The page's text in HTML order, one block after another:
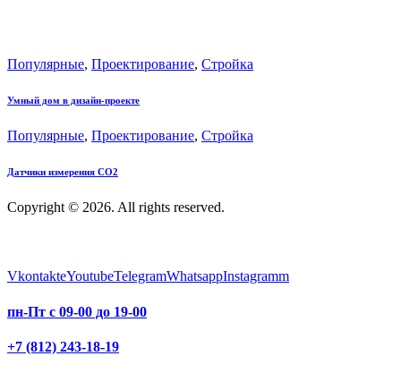
Популярные, Проектирование, Стройка
Умный дом в дизайн-проекте
Популярные, Проектирование, Стройка
Датчики измерения CO2
Copyright © 2026. All rights reserved.
VkontakteYoutubeTelegramWhatsappInstagramm
пн-Пт с 09-00 до 19-00
+7 (812) 243-18-19